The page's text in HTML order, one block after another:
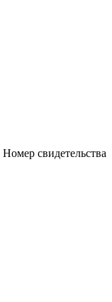
Номер свидетельства